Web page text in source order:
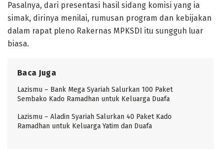
Pasalnya, dari presentasi hasil sidang komisi yang ia
simak, dirinya menilai, rumusan program dan kebijakan
dalam rapat pleno Rakernas MPKSDI itu sungguh luar
biasa.
Baca Juga
Lazismu – Bank Mega Syariah Salurkan 100 Paket
Sembako Kado Ramadhan untuk Keluarga Duafa
Lazismu – Aladin Syariah Salurkan 40 Paket Kado
Ramadhan untuk Keluarga Yatim dan Duafa